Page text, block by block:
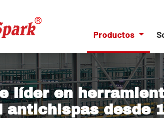
Productos
líder en
antichispas desde